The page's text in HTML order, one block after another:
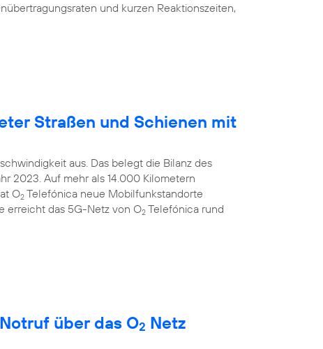
und kurzen Reaktionszeiten,
Straßen und Schienen mit
aus. Das belegt die Bilanz des
2023. Auf mehr als 14.000 Kilometern
O2 Telefónica neue Mobilfunkstandorte
erreicht das 5G-Netz von O2 Telefónica rund
über das O2 Netz